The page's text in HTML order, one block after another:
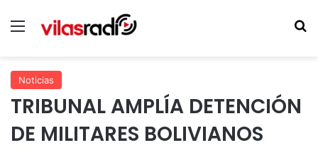
Menú
Noticias
TRIBUNAL AMPLÍA DETENCIÓN
DE MILITARES BOLIVIANOS